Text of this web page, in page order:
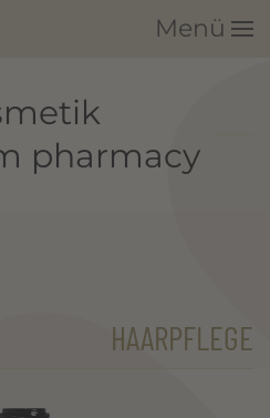
Menü
pharmacy
HAARPFLEGE